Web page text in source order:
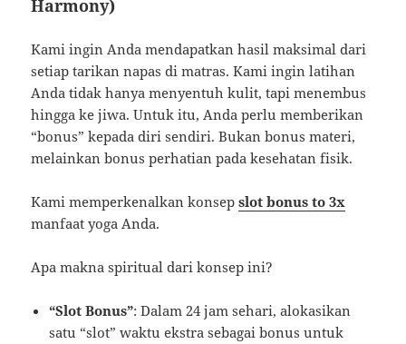
Harmony)
Kami ingin Anda mendapatkan hasil maksimal dari
setiap tarikan napas di matras. Kami ingin latihan
Anda tidak hanya menyentuh kulit, tapi menembus
hingga ke jiwa. Untuk itu, Anda perlu memberikan
“bonus” kepada diri sendiri. Bukan bonus materi,
melainkan bonus perhatian pada kesehatan fisik.
Kami memperkenalkan konsepslot bonus to 3x
manfaat yoga Anda.
Apa makna spiritual dari konsep ini?
“Slot Bonus”: Dalam 24 jam sehari, alokasikan
satu “slot” waktu ekstra sebagai bonus untuk